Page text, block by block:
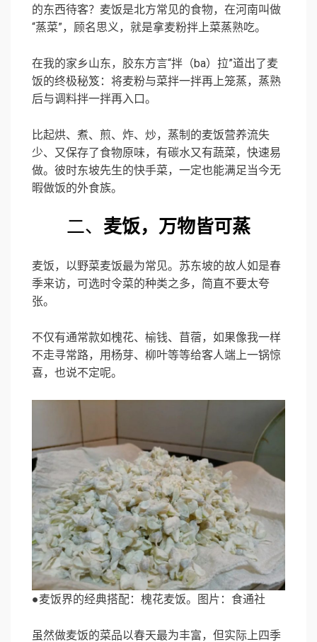
的东西待客？麦饭是北方常见的食物，在河南叫做
“蒸菜”，顾名思义，就是拿麦粉拌上菜蒸熟吃。
在我的家乡山东，胶东方言“拌（ba）拉”道出了麦
饭的终极秘笈：将麦粉与菜拌一拌再上笼蒸，蒸熟
后与调料拌一拌再入口。
比起烘、煮、煎、炸、炒，蒸制的麦饭营养流失
少、又保存了食物原味，有碳水又有蔬菜，快速易
做。彼时东坡先生的快手菜，一定也能满足当今无
暇做饭的外食族。
二、 麦饭，万物皆可蒸
麦饭，以野菜麦饭最为常见。苏东坡的故人如是春
季来访，可选时令菜的种类之多，简直不要太夸
张。
不仅有通常款如槐花、榆钱、苜蓿，如果像我一样
不走寻常路，用杨芽、柳叶等等给客人端上一锅惊
喜，也说不定呢。
●麦饭界的经典搭配：槐花麦饭。图片：食通社
虽然做麦饭的菜品以春天最为丰富，但实际上四季